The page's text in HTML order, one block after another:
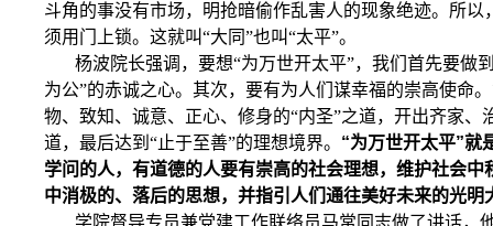
斗角的事没有市场，明抢暗偷作乱害人的现象绝迹。所以
须用门上锁。这就叫“大同”也叫“太平”。
杨波院长强调，要想“为万世开太平”，我们首先要做
为公”的赤诚之心。其次，要有为人们谋幸福的崇高使命
物、致知、诚意、正心、修身的“内圣”之道，开出齐家、
道，最后达到“止于至善”的理想境界。 “为万世开太平”就
学问的人，有道德的人要有崇高的社会理想，维护社会中
中消极的、落后的思想，并指引人们通往美好未来的光明
学院督导专员兼党建工作联络员马常同志做了讲话，